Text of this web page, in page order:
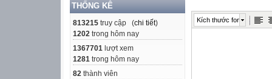
THỐNG KÊ
813215 truy cập (chi tiết)
1202 trong hôm nay
1367701 lượt xem
1281 trong hôm nay
82 thành viên
Kích thước font